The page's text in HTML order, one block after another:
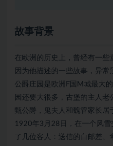
故事背景
在欧洲的历史上，曾经有一些
因为他描述的一些故事，异常
公爵庄园是欧洲F国M城最大
园还要大很多，古堡的主人
甄公爵，鬼夫人和魏管家长居
1920年3月28日，在一个风
了几位客人：送信的白邮差